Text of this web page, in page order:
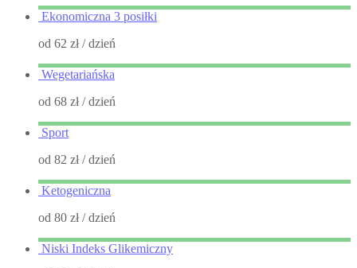
Ekonomiczna 3 posiłki
od 62 zł/ dzień
Wegetariańska
od 68 zł/ dzień
Sport
od 82 zł/ dzień
Ketogeniczna
od 80 zł/ dzień
Niski Indeks Glikemiczny